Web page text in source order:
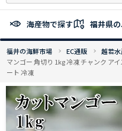
へ
ッ
プ
海産物で探す 福井県
福井の海鮮市場 EC通販 越若
マンゴー 角切り 1kg 冷凍 チャンク ア
ート 冷凍